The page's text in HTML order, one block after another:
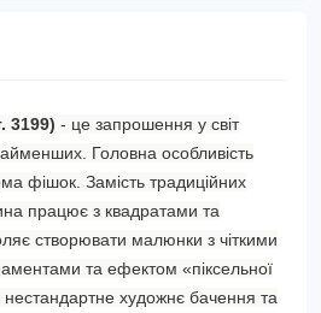
3199) - це запрошення у світ
Головна особливість
фішок. Замість традиційних
працює з квадратами та
створювати малюнки з чіткими
та ефектом «піксельної
художнє бачення та